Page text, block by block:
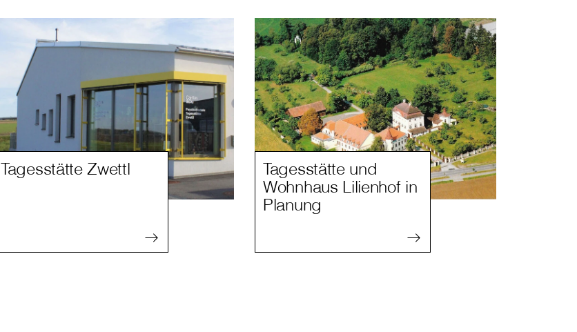
Tagesstätte Zwettl
Tagesstätte und
Wohnhaus Lilienhof in
Planung